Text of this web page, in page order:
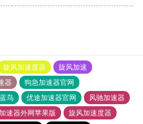
旋风加速度器
旋风加速
器
狗急加速器官网
鸟 优途加速器官网
风驰加速器
速器外网苹果版
旋风加速度器